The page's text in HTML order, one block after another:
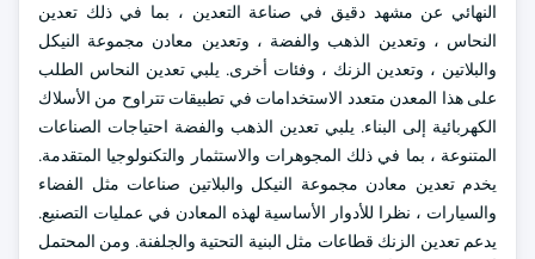
النهائي عن مشهد دقيق في صناعة التعدين ، بما في ذلك تعدين
النحاس ، وتعدين الذهب والفضة ، وتعدين معادن مجموعة النيكل
والبلاتين ، وتعدين الزنك ، وفئات أخرى. يلبي تعدين النحاس الطلب
على هذا المعدن متعدد الاستخدامات في تطبيقات تتراوح من الأسلاك
الكهربائية إلى البناء. يلبي تعدين الذهب والفضة احتياجات الصناعات
المتنوعة ، بما في ذلك المجوهرات والاستثمار والتكنولوجيا المتقدمة.
يخدم تعدين معادن مجموعة النيكل والبلاتين صناعات مثل الفضاء
والسيارات ، نظرا للأدوار الأساسية لهذه المعادن في عمليات التصنيع.
يدعم تعدين الزنك قطاعات مثل البنية التحتية والجلفنة. ومن المحتمل